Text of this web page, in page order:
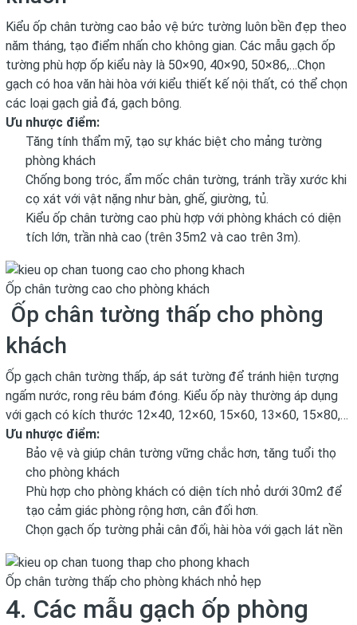
Kiểu ốp chân tường cao bảo vệ bức tường luôn bền đẹp theo
năm tháng, tạo điểm nhấn cho không gian. Các mẫu gạch ốp
tường phù hợp ốp kiểu này là 50×90, 40×90, 50×86,…Chọn
gạch có hoa văn hài hòa với kiểu thiết kế nội thất, có thể chọn
các loại gạch giả đá, gạch bông.
Ưu nhược điểm:
Tăng tính thẩm mỹ, tạo sự khác biệt cho mảng tường
phòng khách
Chống bong tróc, ẩm mốc chân tường, tránh trầy xước khi
cọ xát với vật nặng như bàn, ghế, giường, tủ.
Kiểu ốp chân tường cao phù hợp với phòng khách có diện
tích lớn, trần nhà cao (trên 35m2 và cao trên 3m).
Ốp chân tường cao cho phòng khách
Ốp chân tường thấp cho phòng
khách
Ốp gạch chân tường thấp, áp sát tường để tránh hiện tượng
ngấm nước, rong rêu bám đóng. Kiểu ốp này thường áp dụng
với gạch có kích thước 12×40, 12×60, 15×60, 13×60, 15×80,…
Ưu nhược điểm:
Bảo vệ và giúp chân tường vững chắc hơn, tăng tuổi thọ
cho phòng khách
Phù hợp cho phòng khách có diện tích nhỏ dưới 30m2 để
tạo cảm giác phòng rộng hơn, cân đối hơn.
Chọn gạch ốp tường phải cân đối, hài hòa với gạch lát nền
Ốp chân tường thấp cho phòng khách nhỏ hẹp
4. Các mẫu gạch ốp phòng